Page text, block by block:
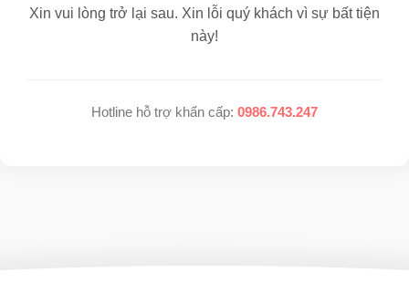
Xin vui lòng trở lại sau. Xin lỗi quý khách vì sự bất tiện
này!
Hotline hỗ trợ khẩn cấp: 0986.743.247